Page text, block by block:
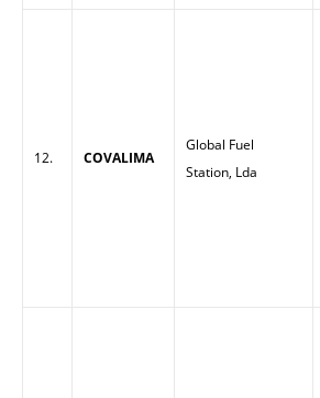
12. COVALIMA
Global Fuel
Station, Lda